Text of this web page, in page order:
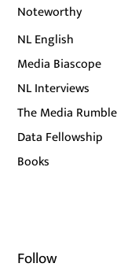
Noteworthy
NL English
Media Biascope
NL Interviews
The Media Rumble
Data Fellowship
Books
Follow